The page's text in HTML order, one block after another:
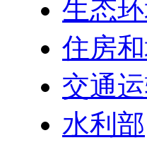
生态
住房
交通
水利部